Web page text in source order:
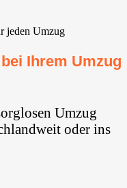
Ihrem Umzug
Umzug
oder ins